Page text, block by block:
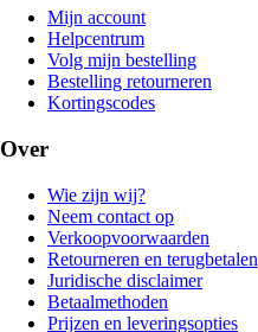
Mijn account
Helpcentrum
Volg mijn bestelling
Bestelling retourneren
Kortingscodes
Over
Wie zijn wij?
Neem contact op
Verkoopvoorwaarden
Retourneren en terugbetalen
Juridische disclaimer
Betaalmethoden
Prijzen en leveringsopties